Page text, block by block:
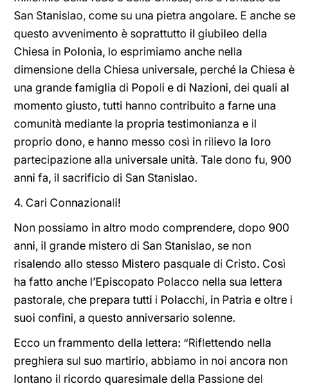
San Stanislao, come su una pietra angolare. E anche se
questo avvenimento è soprattutto il giubileo della
Chiesa in Polonia, lo esprimiamo anche nella
dimensione della Chiesa universale, perché la Chiesa è
una grande famiglia di Popoli e di Nazioni, dei quali al
momento giusto, tutti hanno contribuito a farne una
comunità mediante la propria testimonianza e il
proprio dono, e hanno messo così in rilievo la loro
partecipazione alla universale unità. Tale dono fu, 900
anni fa, il sacrificio di San Stanislao.
4. Cari Connazionali!
Non possiamo in altro modo comprendere, dopo 900
anni, il grande mistero di San Stanislao, se non
risalendo allo stesso Mistero pasquale di Cristo. Così
ha fatto anche l’Episcopato Polacco nella sua lettera
pastorale, che prepara tutti i Polacchi, in Patria e oltre i
suoi confini, a questo anniversario solenne.
Ecco un frammento della lettera: “Riflettendo nella
preghiera sul suo martirio, abbiamo in noi ancora non
lontano il ricordo quaresimale della Passione del